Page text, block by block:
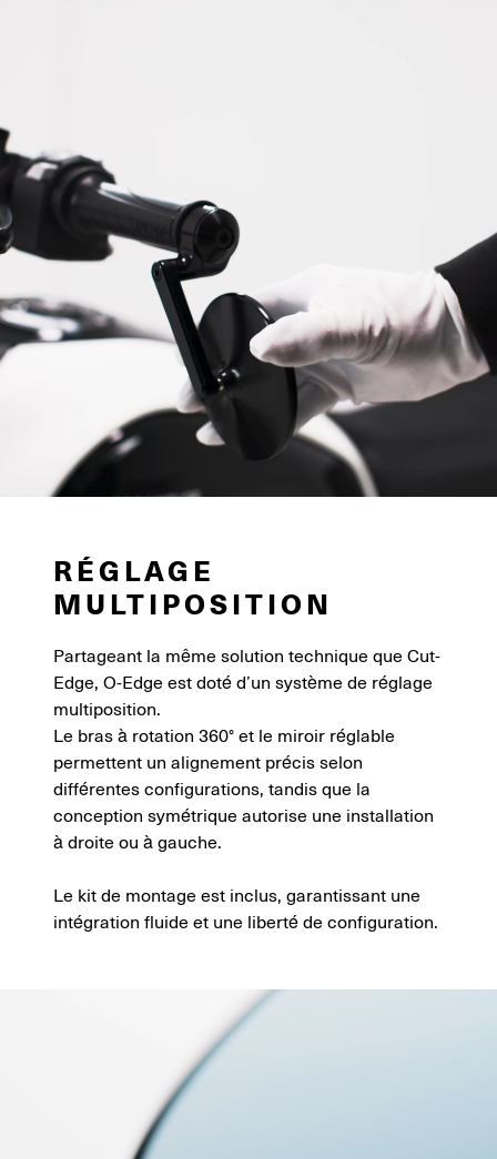
RÉGLAGE
MULTIPOSITION
Partageant la même solution technique que Cut-
Edge, O-Edge est doté d’un système de réglage
multiposition.
Le bras à rotation 360° et le miroir réglable
permettent un alignement précis selon
différentes configurations, tandis que la
conception symétrique autorise une installation
à droite ou à gauche.
Le kit de montage est inclus, garantissant une
intégration fluide et une liberté de configuration.